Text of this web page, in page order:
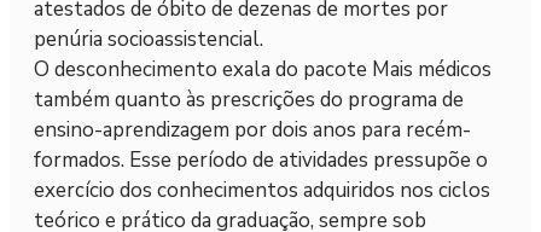
atestados de óbito de dezenas de mortes por
penúria socioassistencial.
O desconhecimento exala do pacote Mais médicos
também quanto às prescrições do programa de
ensino-aprendizagem por dois anos para recém-
formados. Esse período de atividades pressupõe o
exercício dos conhecimentos adquiridos nos ciclos
teórico e prático da graduação, sempre sob